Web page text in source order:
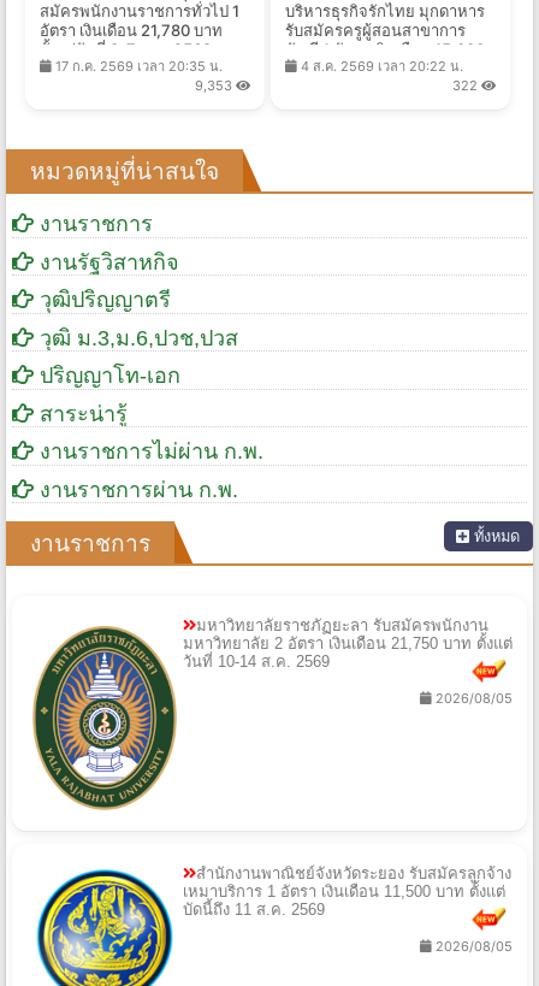
สมัครพนักงานราชการทั่วไป 1
อัตรา เงินเดือน 21,780 บาท
ตั้งแต่วันที่ 3-7 ส.ค. 2569
17 ก.ค. 2569 เวลา 20:35 น.
9,353
บริหารธุรกิจรักไทย มุกดาหาร
รับสมัครครูผู้สอนสาขาการ
บัญชี 1 อัตรา เงินเดือน 15,000
บาท ตั้งแต่วันที่ 3-14 ส.ค.
4 ส.ค. 2569 เวลา 20:22 น.
322
หมวดหมู่ที่น่าสนใจ
งานราชการ
งานรัฐวิสาหกิจ
วุฒิปริญญาตรี
วุฒิ ม.3,ม.6,ปวช,ปวส
ปริญญาโท-เอก
สาระน่ารู้
งานราชการไม่ผ่าน ก.พ.
งานราชการผ่าน ก.พ.
งานราชการ ทั้งหมด
มหาวิทยาลัยราชภัฏยะลา รับสมัครพนักงาน
มหาวิทยาลัย 2 อัตรา เงินเดือน 21,750 บาท ตั้งแต่
วันที่ 10-14 ส.ค. 2569
2026/08/05
สำนักงานพาณิชย์จังหวัดระยอง รับสมัครลูกจ้าง
เหมาบริการ 1 อัตรา เงินเดือน 11,500 บาท ตั้งแต่
บัดนี้ถึง 11 ส.ค. 2569
2026/08/05